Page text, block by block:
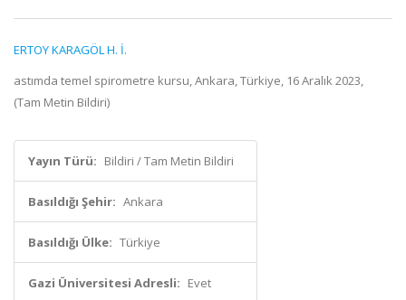
ERTOY KARAGÖL H. İ.
astımda temel spirometre kursu, Ankara, Türkiye, 16 Aralık 2023,
(Tam Metin Bildiri)
Yayın Türü: Bildiri / Tam Metin Bildiri
Basıldığı Şehir: Ankara
Basıldığı Ülke: Türkiye
Gazi Üniversitesi Adresli: Evet